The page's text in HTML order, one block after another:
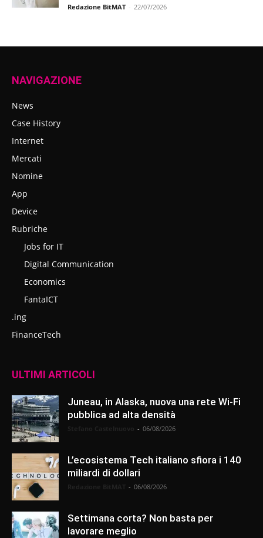
Redazione BitMAT - 22/07/2026
NAVIGAZIONE
News
Case History
Internet
Mercati
Nomine
App
Device
Rubriche
Jobs for IT
Digital Communication
Economics
FantaICT
.ing
FinanceTech
ULTIMI ARTICOLI
Juneau, in Alaska, nuova una rete Wi-Fi
pubblica ad alta densità
- 06/08/2026
L’ecosistema Tech italiano sfiora i 140
miliardi di dollari
- 06/08/2026
Settimana corta? Non basta per
lavorare meglio